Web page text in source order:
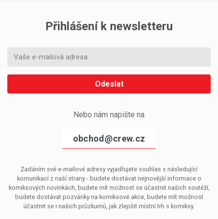
Přihlášení k newsletteru
Odeslat
Nebo nám napište na
obchod@crew.cz
Zadáním své e-mailové adresy vyjadřujete souhlas s následující
komunikací z naší strany - budete dostávat nejnovější informace o
komiksových novinkách, budete mít možnost se účastnit našich soutěží,
budete dostávat pozvánky na komiksové akce, budete mít možnost
účastnit se i našich průzkumů, jak zlepšit místní trh s komiksy.